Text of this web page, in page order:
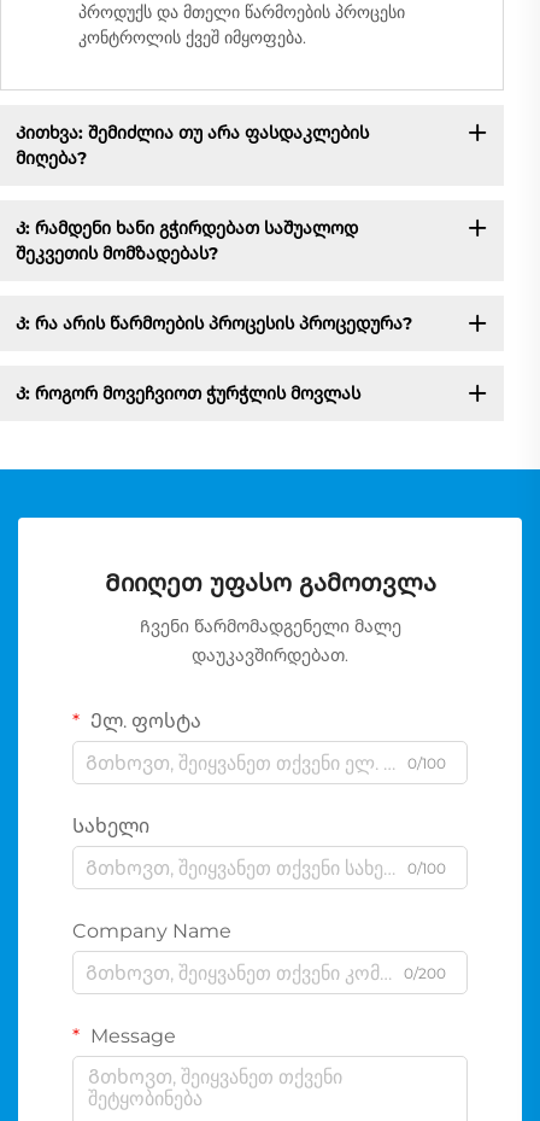
პროდუქს და მთელი წარმოების პროცესი
კონტროლის ქვეშ იმყოფება.
Კითხვა: შემიძლია თუ არა ფასდაკლების
მიღება?
Კ: რამდენი ხანი გჭირდებათ საშუალოდ
შეკვეთის მომზადებას?
Კ: რა არის წარმოების პროცესის პროცედურა?
Კ: როგორ მოვეჩვიოთ ჭურჭლის მოვლას
Მიიღეთ უფასო გამოთვლა
Ჩვენი წარმომადგენელი მალე
დაუკავშირდებათ.
Ელ. ფოსტა
0/100
Სახელი
0/100
Company Name
0/200
Message